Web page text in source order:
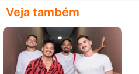
Veja também